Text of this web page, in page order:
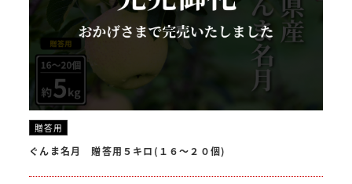
贈答用
ぐんま名月 贈答用５キロ(１６〜２０個)